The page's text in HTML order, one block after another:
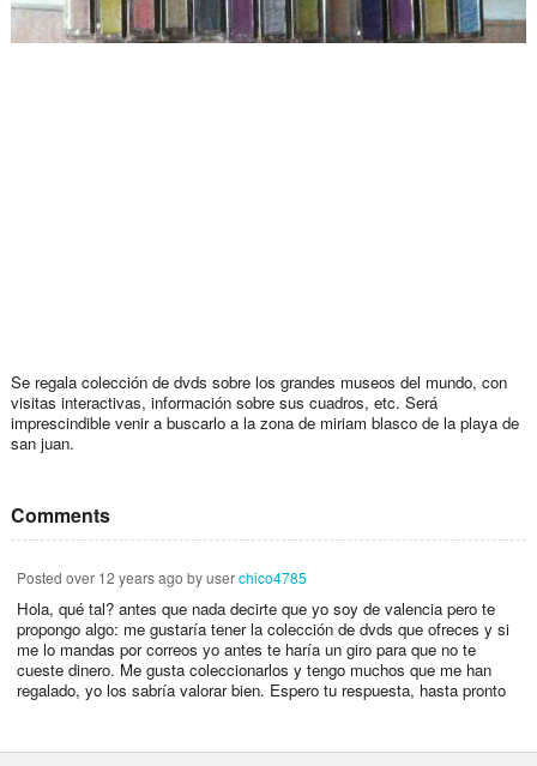
Se regala colección de dvds sobre los grandes museos del mundo, con
visitas interactivas, información sobre sus cuadros, etc. Será
imprescindible venir a buscarlo a la zona de miriam blasco de la playa de
san juan.
Comments
Posted over 12 years ago by userchico4785
Hola, qué tal? antes que nada decirte que yo soy de valencia pero te
propongo algo: me gustaría tener la colección de dvds que ofreces y si
me lo mandas por correos yo antes te haría un giro para que no te
cueste dinero. Me gusta coleccionarlos y tengo muchos que me han
regalado, yo los sabría valorar bien. Espero tu respuesta, hasta pronto